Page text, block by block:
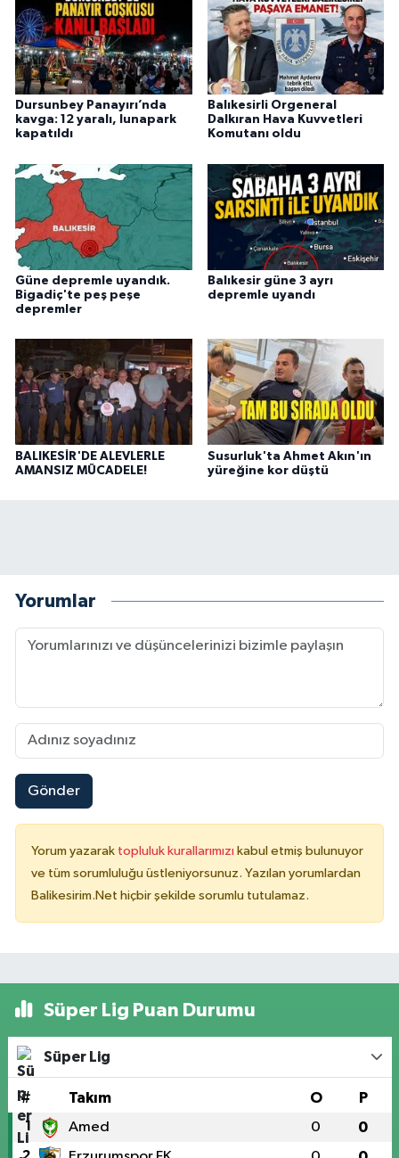
Dursunbey Panayırı’nda
kavga: 12 yaralı, lunapark
kapatıldı
Balıkesirli Orgeneral
Dalkıran Hava Kuvvetleri
Komutanı oldu
Güne depremle uyandık.
Bigadiç'te peş peşe
depremler
Balıkesir güne 3 ayrı
depremle uyandı
BALIKESİR'DE ALEVLERLE
AMANSIZ MÜCADELE!
Susurluk'ta Ahmet Akın'ın
yüreğine kor düştü
Yorumlar
Gönder
Yorum yazarak topluluk kurallarımızı kabul etmiş bulunuyor
ve tüm sorumluluğu üstleniyorsunuz. Yazılan yorumlardan
Balikesirim.Net hiçbir şekilde sorumlu tutulamaz.
Süper Lig Puan Durumu
Süper Lig
# Takım O P
1 Amed 0 0